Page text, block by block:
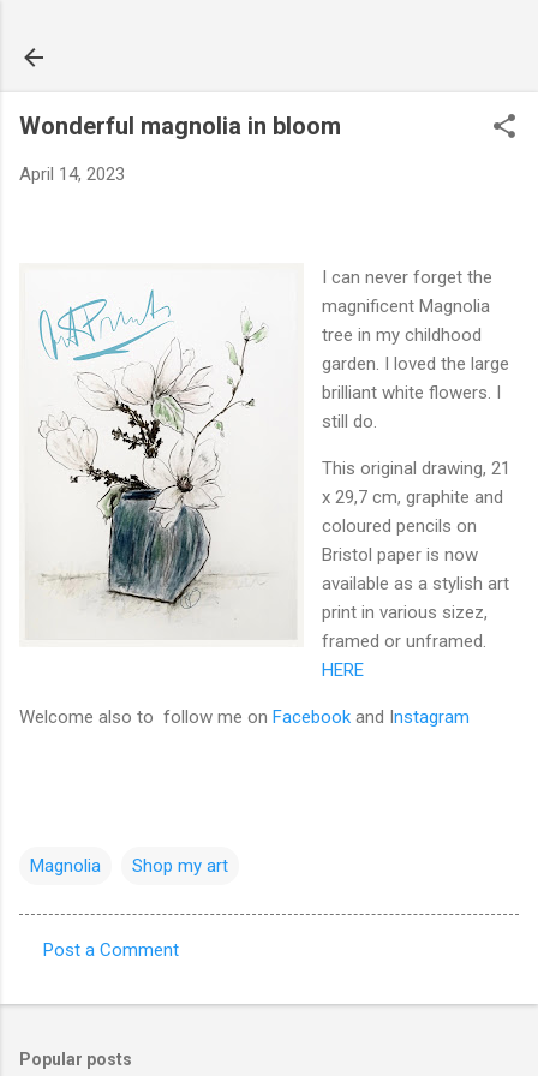
Wonderful magnolia in bloom
April 14, 2023
I can never forget the
magnificent Magnolia
tree in my childhood
garden. I loved the large
brilliant white flowers. I
still do.
This original drawing, 21
x 29,7 cm, graphite and
coloured pencils on
Bristol paper is now
available as a stylish art
print in various sizez,
framed or unframed.
HERE
Welcome also to follow me on Facebook and Instagram
Magnolia Shop my art
o
Post a Comment
Popular posts